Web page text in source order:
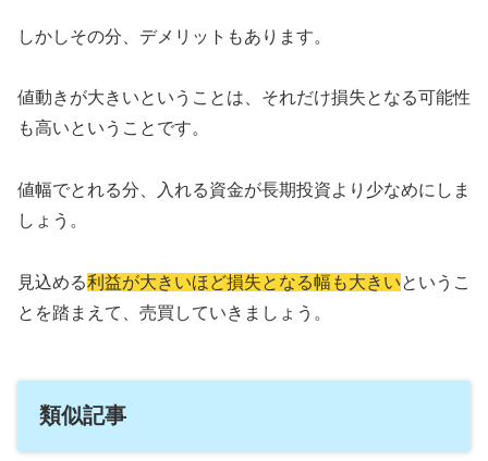
しかしその分、デメリットもあります。
値動きが大きいということは、それだけ損失となる可能性
も高いということです。
値幅でとれる分、入れる資金が長期投資より少なめにしま
しょう。
見込める利益が大きいほど損失となる幅も大きいというこ
とを踏まえて、売買していきましょう。
類似記事